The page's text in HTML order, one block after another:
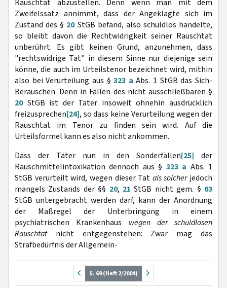
Rauschtat abzustellen. Denn wenn man mit dem
Zweifelssatz annimmt, dass der Angeklagte sich im
Zustand des § 20StGB befand, also schuldlos handelte,
so bleibt davon die Rechtwidrigkeit seiner Rauschtat
unberührt. Es gibt keinen Grund, anzunehmen, dass
"rechtswidrige Tat" in diesem Sinne nur diejenige sein
könne, die auch im Urteilstenor bezeichnet wird, mithin
also bei Verurteilung aus §323 a Abs. 1 StGB das Sich-
Berauschen. Denn in Fällen des nicht ausschließbaren §
20StGB ist der Täter insoweit ohnehin ausdrücklich
freizusprechen[24], so dass keine Verurteilung wegen der
Rauschtat im Tenor zu finden sein wird. Auf die
Urteilsformel kann es also nicht ankommen.
Dass der Täter nun in den Sonderfällen[25] der
Rauschmittelintoxikation dennoch aus § 323 a Abs. 1
StGB verurteilt wird, wegen dieser Tat als solcherjedoch
mangels Zustands der §§ 20, 21 StGB nicht gem. § 63
StGB untergebracht werden darf, kann der Anordnung
der Maßregel der Unterbringung in einem
psychiatrischen Krankenhaus wegen der schuldlosen
Rauschtatnicht entgegenstehen: Zwar mag das
Strafbedürfnis der Allgemein-
S. 69 (Heft 2/2004)